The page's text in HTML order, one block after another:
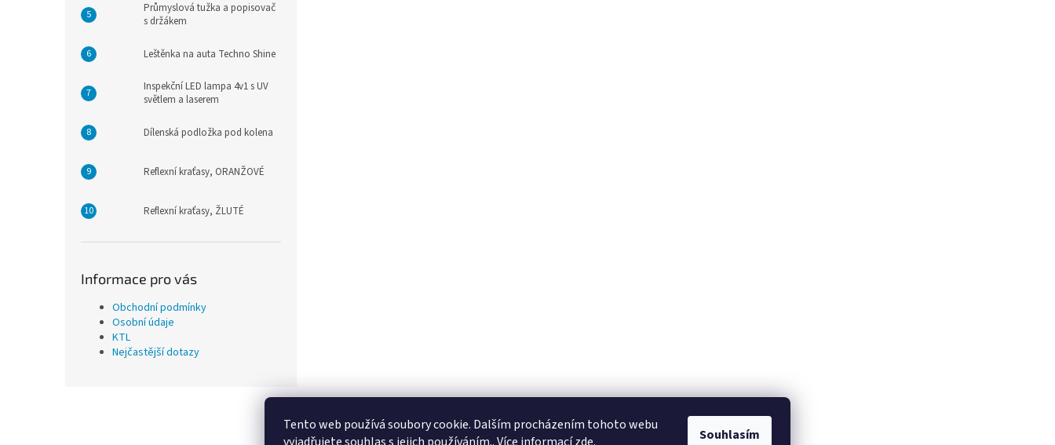
Tento web používá soubory cookie. Dalším procházením tohoto webu
Souhlasím
Průmyslová tužka a popisovač
s držákem
Leštěnka na auta Techno Shine
Inspekční LED lampa 4v1 s UV
světlem a laserem
Dílenská podložka pod kolena
Reflexní kraťasy, ORANŽOVÉ
Reflexní kraťasy, ŽLUTÉ
Informace pro vás
Obchodní podmínky
Osobní údaje
KTL
Nejčastější dotazy
Statek ostružno Nejčastěji kladené dotazy